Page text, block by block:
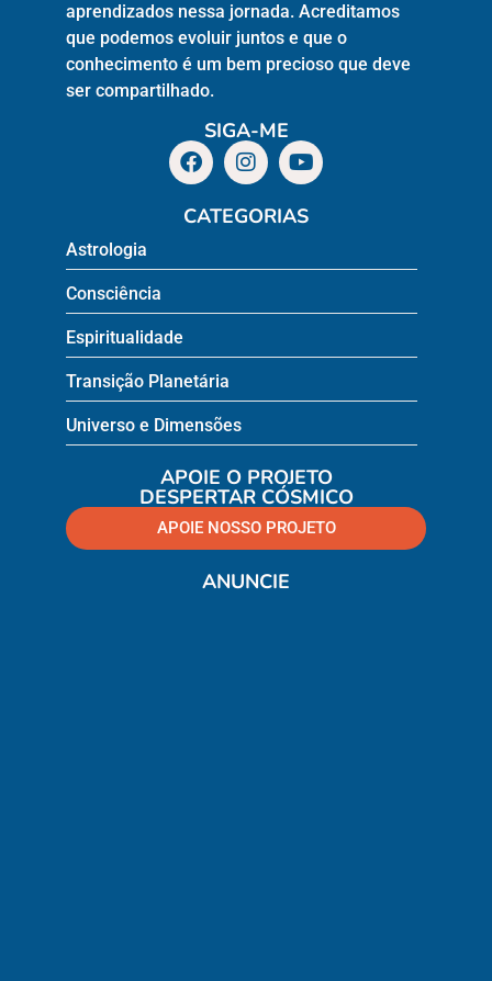
aprendizados nessa jornada. Acreditamos
que podemos evoluir juntos e que o
conhecimento é um bem precioso que deve
ser compartilhado.
SIGA-ME
CATEGORIAS
Astrologia
Consciência
Espiritualidade
Transição Planetária
Universo e Dimensões
APOIE O PROJETO
DESPERTAR CÓSMICO
APOIE NOSSO PROJETO
ANUNCIE